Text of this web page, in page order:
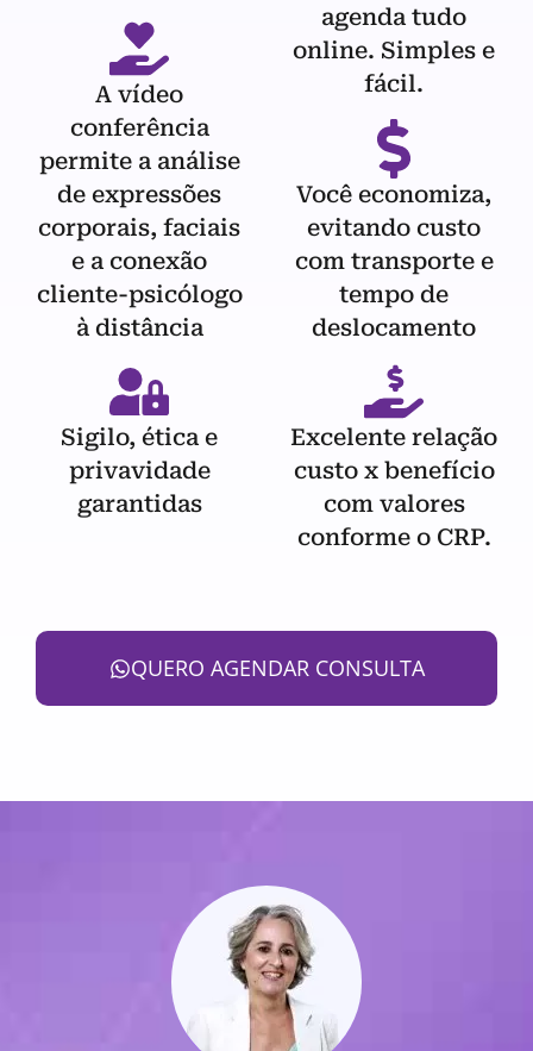
A vídeo
conferência
permite a análise
de expressões
corporais, faciais
e a conexão
cliente-psicólogo
à distância
Sigilo, ética e
privavidade
garantidas
agenda tudo
online. Simples e
fácil.
Você economiza,
evitando custo
com transporte e
tempo de
deslocamento
Excelente relação
custo x benefício
com valores
conforme o CRP.
QUERO AGENDAR CONSULTA